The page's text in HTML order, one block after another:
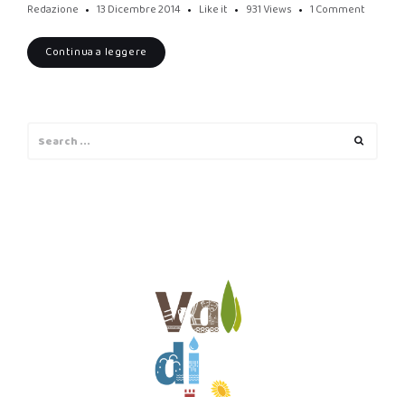
Redazione 13 Dicembre 2014 Like it 931 Views 1 Comment
Continua a leggere
for: